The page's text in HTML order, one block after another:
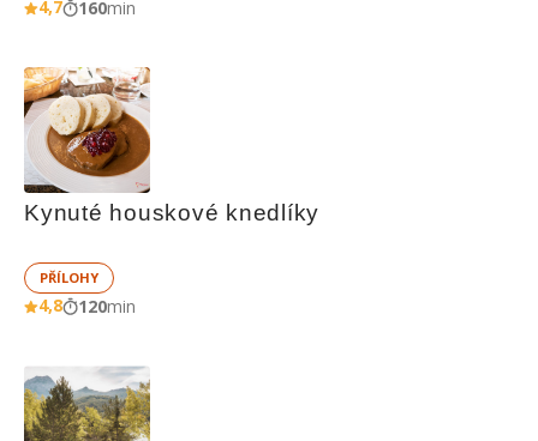
4,7 160min
Kynuté houskové knedlíky
PŘÍLOHY
4,8 120min